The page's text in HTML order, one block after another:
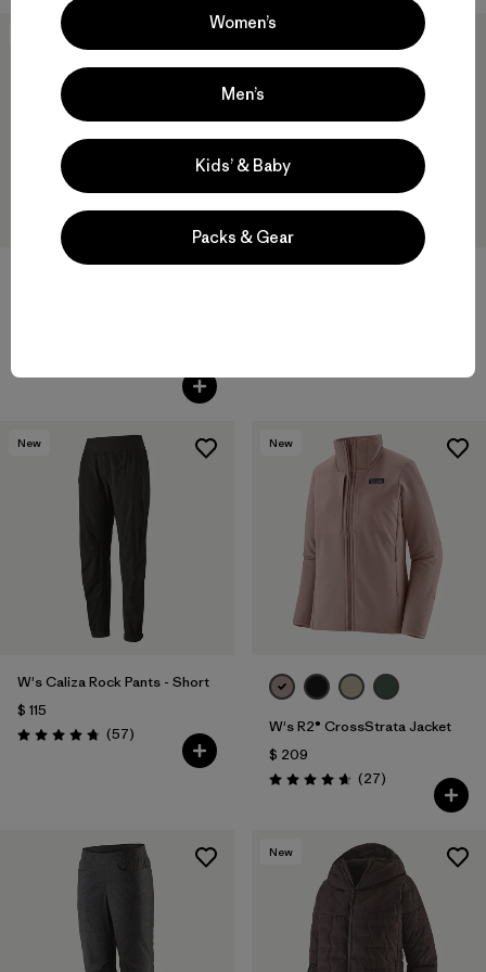
New
W's Caliza Rock Pants - Short
$ 115
Valoración: 4.8 / 5
(57Comentarios
)
New
W's R2® CrossStrata Jacket
$ 209
Valoración: 4.7 / 5
(27Comentarios
)
New
Women’s
Men’s
Kids’ & Baby
Packs & Gear